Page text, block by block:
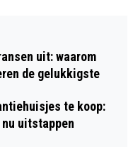
uit: waarom
de gelukkigste
te koop:
uitstappen